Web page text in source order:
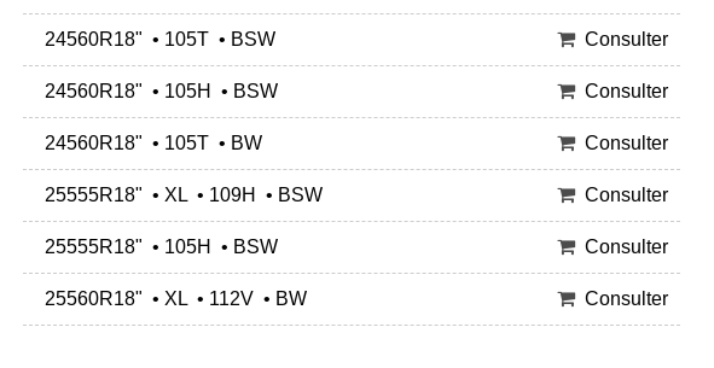
24560R18" • 105T • BSW Consulter
24560R18" • 105H • BSW Consulter
24560R18" • 105T • BW Consulter
25555R18" • XL • 109H • BSW Consulter
25555R18" • 105H • BSW Consulter
25560R18" • XL • 112V • BW Consulter